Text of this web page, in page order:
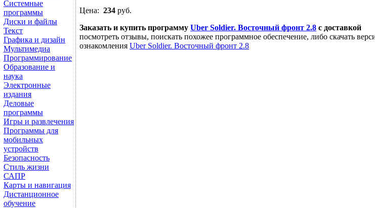
Системные
программы
Диски и файлы
Текст
Графика и дизайн
Мультимедиа
Программирование
Образование и
наука
Электронные
издания
Деловые
программы
Игры и развлечения
Программы для
мобильных
устройств
Безопасность
Стиль жизни
САПР
Карты и навигация
Дистанционное
обучение
Цена: 234 руб.
Заказать и купить программу Uber Soldier. Восточный фронт 2.8 с доставкой
посмотреть отзывы, поискать похожее программное обеспечение, либо скачать
ознакомления Uber Soldier. Восточный фронт 2.8